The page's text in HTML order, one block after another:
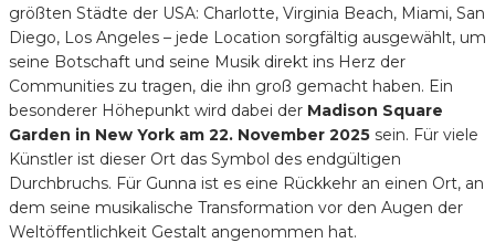
größten Städte der USA: Charlotte, Virginia Beach, Miami, San
Diego, Los Angeles – jede Location sorgfältig ausgewählt, um
seine Botschaft und seine Musik direkt ins Herz der
Communities zu tragen, die ihn groß gemacht haben. Ein
besonderer Höhepunkt wird dabei der Madison Square
Garden in New York am 22. November 2025 sein. Für viele
Künstler ist dieser Ort das Symbol des endgültigen
Durchbruchs. Für Gunna ist es eine Rückkehr an einen Ort, an
dem seine musikalische Transformation vor den Augen der
Weltöffentlichkeit Gestalt angenommen hat.